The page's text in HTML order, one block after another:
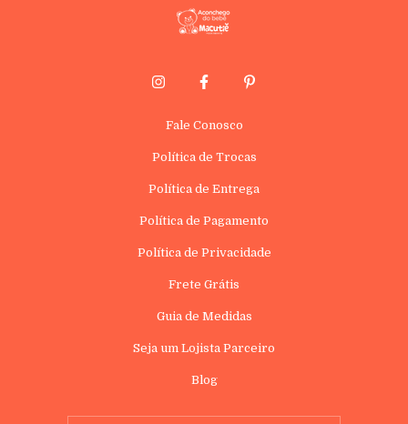
Fale Conosco
Política de Trocas
Política de Entrega
Política de Pagamento
Política de Privacidade
Frete Grátis
Guia de Medidas
Seja um Lojista Parceiro
Blog